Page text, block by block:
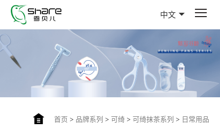
中文
首页 > 品牌系列 > 可绮> 可绮抹茶系列 > 日常用品